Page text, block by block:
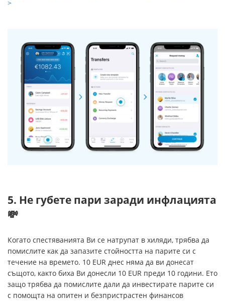
>
5. Не губете пари заради инфлацията
💸
Когато спестяванията Ви се натрупат в хиляди, трябва да
помислите как да запазите стойността на парите си с
течение на времето. 10 EUR днес няма да ви донесат
същото, както биха Ви донесли 10 EUR преди 10 години. Ето
защо трябва да помислите дали да инвестирате парите си
с помощта на опитен и безпристрастен финансов